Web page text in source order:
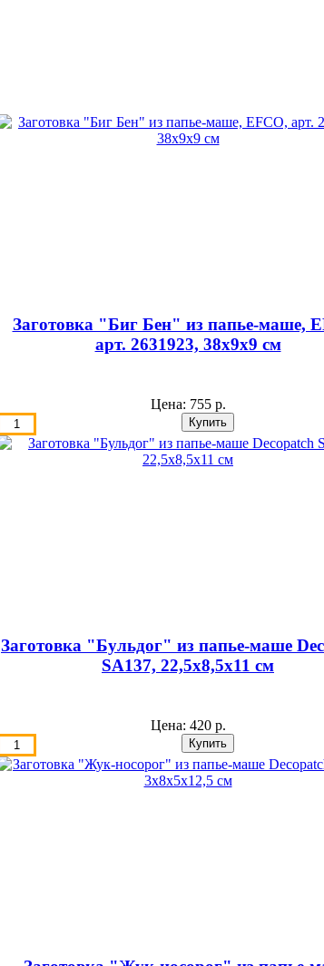
Заготовка "Биг Бен" из папье-маше,
арт. 2631923, 38х9х9 см
Цена: 755 р.
Заготовка "Бульдог" из папье-маше
SA137, 22,5х8,5х11 см
Цена: 420 р.